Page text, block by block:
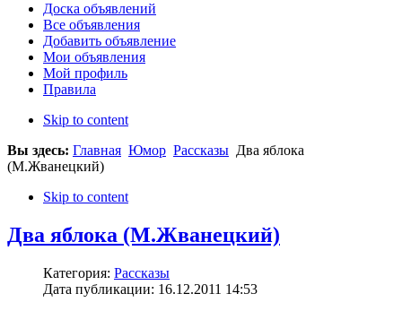
Доска объявлений
Все объявления
Добавить объявление
Мои объявления
Мой профиль
Правила
Skip to content
Вы здесь: Главная Юмор Рассказы Два яблока
(М.Жванецкий)
Skip to content
Два яблока (М.Жванецкий)
Категория: Рассказы
Дата публикации: 16.12.2011 14:53